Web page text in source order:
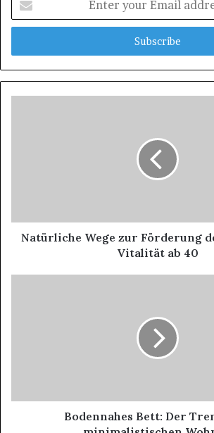
t
r
y
Natürliche Wege zur Förderung
Vitalität ab 40
Bodennahes Bett: Der